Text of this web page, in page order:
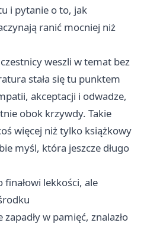
i pytanie o to, jak
ranić mocniej niż
weszli w temat bez
stała się tu punktem
akceptacji i odwadze,
obok krzywdy. Takie
więcej niż tylko książkowy
myśl, która jeszcze długo
finałowi lekkości, ale
w pamięć, znalazło